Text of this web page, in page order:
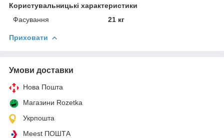
Користувальницькі характеристики
Фасування
21 кг
Приховати
Умови доставки
Нова Пошта
Магазини Rozetka
Укрпошта
Meest ПОШТА